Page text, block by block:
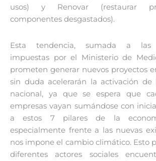
usos) y Renovar (restaurar
componentes desgastados).
Esta tendencia, sumada a las
impuestas por el Ministerio de
prometen generar nuevos proyectos
sin duda acelerarán la activación de
nacional, ya que se espera que
empresas vayan sumándose con
a estos 7 pilares de la
especialmente frente a las nuevas
nos impone el cambio climático. Esto
diferentes actores sociales